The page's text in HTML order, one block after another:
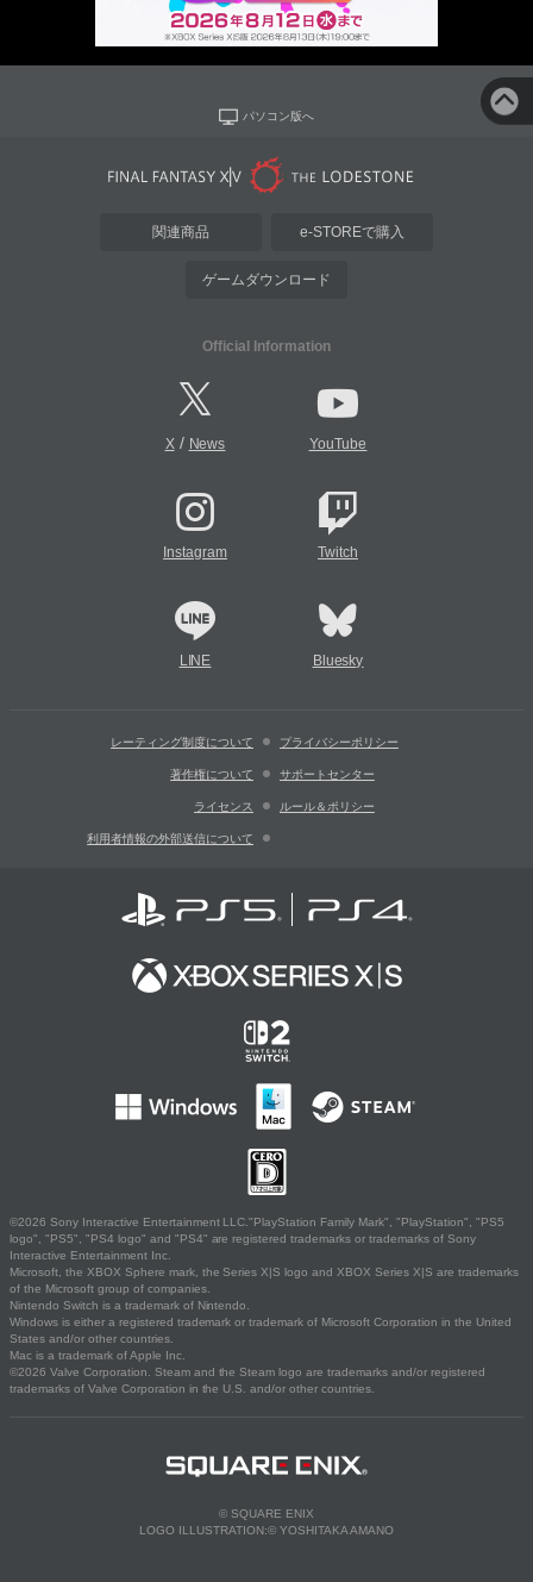
パソコン版へ
関連商品 e-STOREで購入
ゲームダウンロード
Official Information
X/ News YouTube
Instagram Twitch
LINE Bluesky
レーティング制度について プライバシーポリシー
著作権について サポートセンター
ライセンス ルール＆ポリシー
利用者情報の外部送信について
©2026 Sony Interactive Entertainment LLC."PlayStation Family Mark", "PlayStation", "PS5
logo", "PS5", "PS4 logo" and "PS4" are registered trademarks or trademarks of Sony
Interactive Entertainment Inc.
Microsoft, the XBOX Sphere mark, the Series X|S logo and XBOX Series X|S are trademarks
of the Microsoft group of companies.
Nintendo Switch is a trademark of Nintendo.
Windows is either a registered trademark or trademark of Microsoft Corporation in the United
States and/or other countries.
Mac is a trademark of Apple Inc.
©2026 Valve Corporation. Steam and the Steam logo are trademarks and/or registered
trademarks of Valve Corporation in the U.S. and/or other countries.
© SQUARE ENIX
LOGO ILLUSTRATION:© YOSHITAKA AMANO